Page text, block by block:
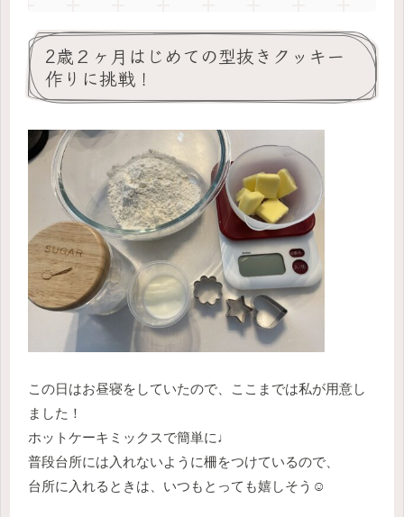
2歳２ヶ月はじめての型抜きクッキー
作りに挑戦！
この日はお昼寝をしていたので、ここまでは私が用意し
ました！
ホットケーキミックスで簡単に♩
普段台所には入れないように柵をつけているので、
台所に入れるときは、いつもとっても嬉しそう☺️